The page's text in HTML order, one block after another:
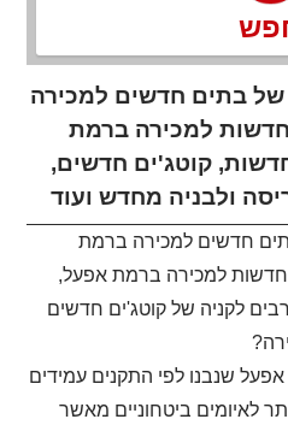
של בתים חדשים למכירה
למכירה ברמת
קוטג'ים חדשים,
ולבניה מחדש ועוד
חדשים למכירה ברמת
חדשות למכירה ברמת אפעל,
לקניה של קוטג'ים חדשים
שנבנו לפי התקנים עמידים
לאיומים ביטחוניים מאשר